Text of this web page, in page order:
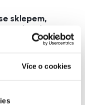
Více o cookies
sklepem,